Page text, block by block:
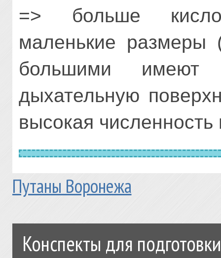
=> больше
маленькие размеры
большими имеют
дыхательную
высокая численность
Путаны Воронежа
Конспекты для